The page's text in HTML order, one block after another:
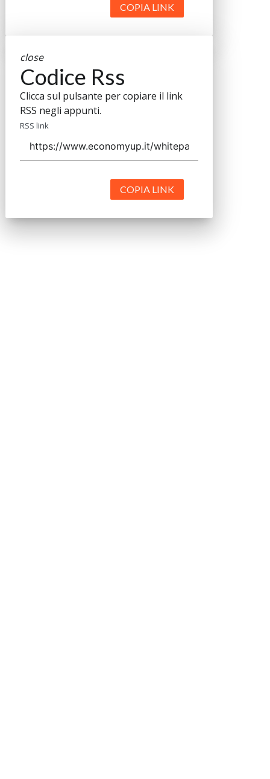
COPIA LINK
close
Codice Rss
Clicca sul pulsante per copiare il link
RSS negli appunti.
RSS link
COPIA LINK